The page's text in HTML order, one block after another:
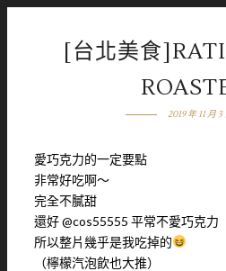
[台北美食
2019 年 11 月 3
愛巧克力的一定要點
非常好吃啊～
完全不膩甜
還好 @cos55555 平常不愛巧克力
所以整片幾乎是我吃掉的
（檸檬汽泡飲也大推）